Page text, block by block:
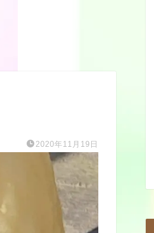
2020年11月19日